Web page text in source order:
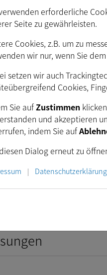
der automatischen
erforderliche
Seite zu gewährleisten.
Cookies, z.B. um zu
wir nur, wenn Sie
setzen wir auch
Cookies,
Sie aufZustimmen
und akzeptieren
indem Sie auf
Dialog erneut zu
| Datenschutzerklärung